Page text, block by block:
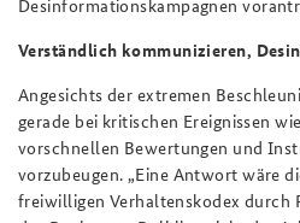
Desinformationskampagnen
Verständlich kommunizieren,
Angesichts der extremen
gerade bei kritischen Ereignissen
vorschnellen Bewertungen und
vorzubeugen. „Eine Antwort wäre
freiwilligen Verhaltenskodex durch